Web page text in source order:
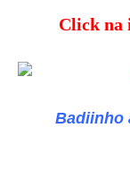
Click na
Badiinho